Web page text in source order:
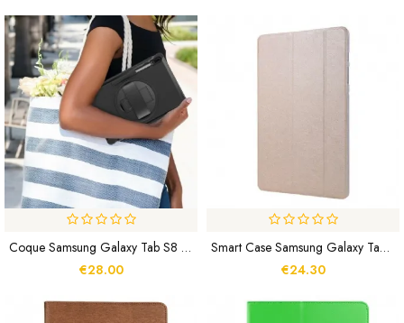
Coque Samsung Galaxy Tab S8 Plus / Tab S7 Plus Multi-Fonctionnelle Business
€28.00
Smart Case Samsung Galaxy Tab S8 Plus / S7 Plus Texture Soie
€24.30